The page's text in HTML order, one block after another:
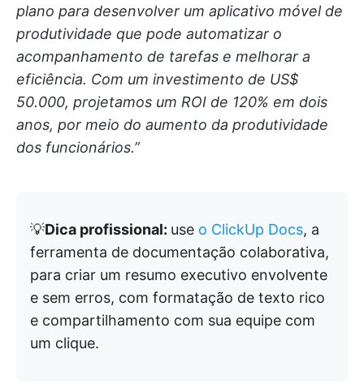
plano para desenvolver um aplicativo móvel de
produtividade que pode automatizar o
acompanhamento de tarefas e melhorar a
eficiência. Com um investimento de US$
50.000, projetamos um ROI de 120% em dois
anos, por meio do aumento da produtividade
dos funcionários.”
💡Dica profissional: use o ClickUp Docs, a
ferramenta de documentação colaborativa,
para criar um resumo executivo envolvente
e sem erros, com formatação de texto rico
e compartilhamento com sua equipe com
um clique.